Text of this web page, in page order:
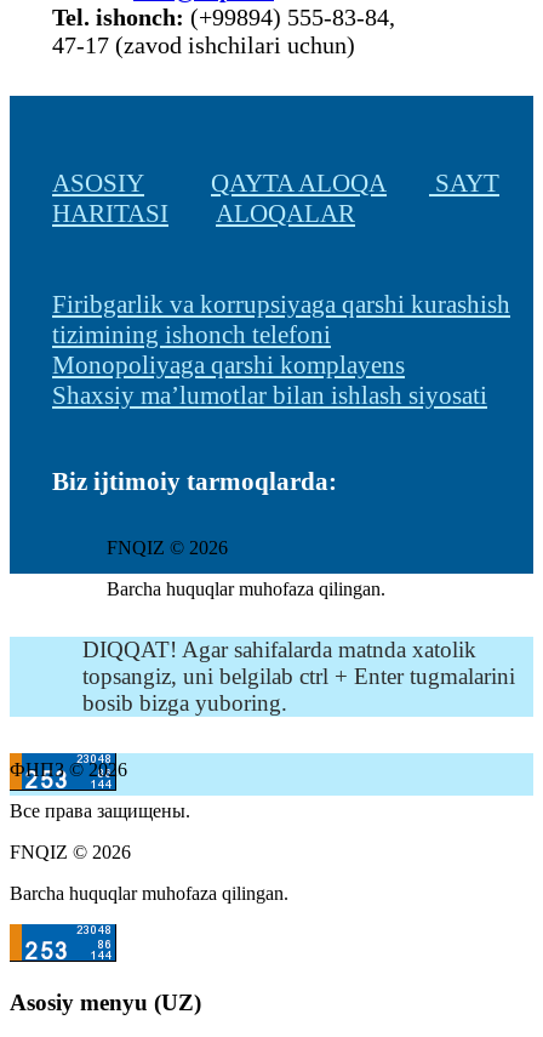
Tel. ishonch: (+99894) 555-83-84,
47-17 (zavod ishchilari uchun)
ASOSIY QAYTA ALOQA
SAYT
HARITASI
ALOQALAR
Firibgarlik va korrupsiyaga qarshi kurashish
tizimining ishonch telefoni
Monopoliyaga qarshi komplayens
Shaxsiy ma’lumotlar bilan ishlash siyosati
Biz ijtimoiy tarmoqlarda:
FNQIZ © 2026
Barcha huquqlar muhofaza qilingan.
DIQQAT! Agar sahifalarda matnda xatolik
topsangiz, uni belgilab ctrl + Enter tugmalarini
bosib bizga yuboring.
ФНПЗ © 2026
Все права защищены.
FNQIZ © 2026
Barcha huquqlar muhofaza qilingan.
Asosiy menyu (UZ)